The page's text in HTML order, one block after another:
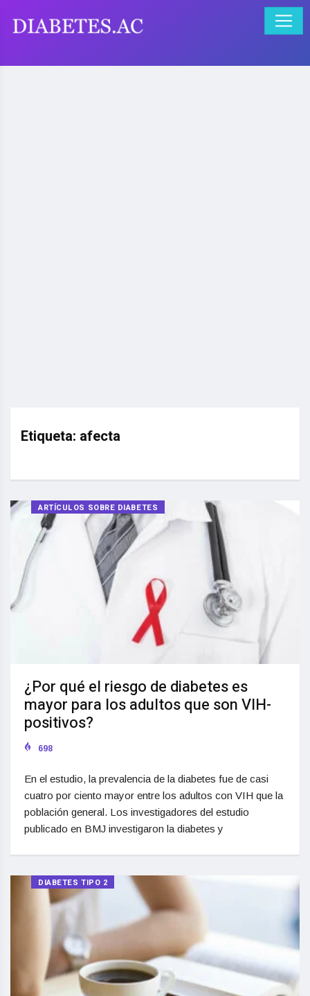
Etiqueta: afecta
ARTÍCULOS SOBRE DIABETES
¿Por qué el riesgo de diabetes es
mayor para los adultos que son VIH-
positivos?
698
En el estudio, la prevalencia de la diabetes fue de casi
cuatro por ciento mayor entre los adultos con VIH que la
población general. Los investigadores del estudio
publicado en BMJ investigaron la diabetes y
DIABETES TIPO 2